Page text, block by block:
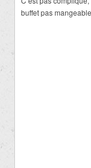
buffet pas